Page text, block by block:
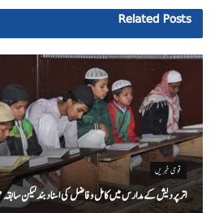
Related Posts
قومی خبریں
اتر پردیش کےمدارس میں کامل و فاضل کی اسناد بند لیکن سابقہ